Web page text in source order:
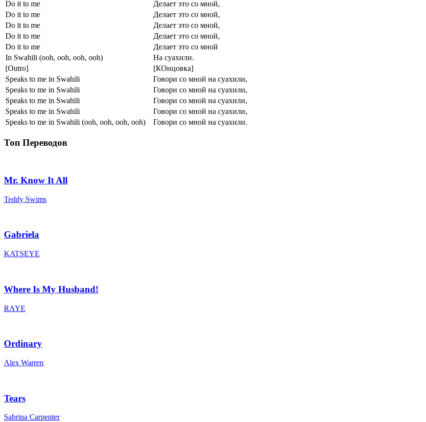
Do it to me
Делает это со мной,
Do it to me
Делает это со мной,
Do it to me
Делает это со мной,
Do it to me
Делает это со мной,
Do it to me
Делает это со мной
In Swahili (ooh, ooh, ooh, ooh)
На суахили.
[Outro]
[КОнцовка]
Speaks to me in Swahili
Говори со мной на суахили,
Speaks to me in Swahili
Говори со мной на суахили,
Speaks to me in Swahili
Говори со мной на суахили,
Speaks to me in Swahili
Говори со мной на суахили,
Speaks to me in Swahili (ooh, ooh, ooh, ooh)
Говори со мной на суахили.
Топ Переводов
Mr. Know It All
Teddy Swims
Gabriela
KATSEYE
Where Is My Husband!
RAYE
Ordinary
Alex Warren
Tears
Sabrina Carpenter